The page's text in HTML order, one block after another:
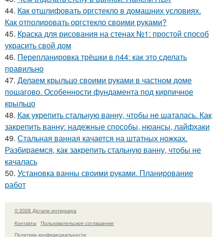
44. Как отшлифовать оргстекло в домашних условиях.
Как отполировать оргстекло своими руками?
45. Краска для рисования на стенах №1: простой способ
украсить свой дом
46. Перепланировка трёшки в п44: как это сделать
правильно
47. Делаем крыльцо своими руками в частном доме
пошагово. Особенности фундамента под кирпичное
крыльцо
48. Как укрепить стальную ванну, чтобы не шаталась. Как
закрепить ванну: надежные способы, нюансы, лайфхаки
49. Стальная ванная качается на штатных ножках.
Разбираемся, как закрепить стальную ванну, чтобы не
качалась
50. Установка ванны своими руками. Планирование
работ
© 2026 Детали интерьера
Контакты
Пользовательское соглашение
Политика конфидециальности